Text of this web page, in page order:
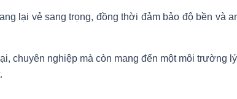
lại vẻ sang trọng, đồng thời đảm bảo độ bền và
chuyên nghiệp mà còn mang đến một môi trường